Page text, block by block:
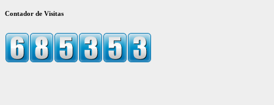
Contador de Visitas